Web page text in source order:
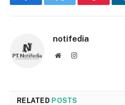
FacebookTwitter Pinterest
notifedia
WebsiteInstagram
RELATED POSTS